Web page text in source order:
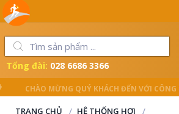
LUÔN ĐỒNG HÀNH CÙNG
Tổng đài: 028 6686 3366
TRANG CHỦ
HỆ THỐNG HƠI